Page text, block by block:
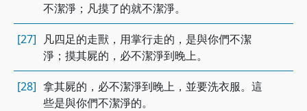
不潔淨；凡摸了的就不潔淨。
[27] 凡四足的走獸，用掌行走的，是與你們不潔
淨；摸其屍的，必不潔淨到晚上。
[28] 拿其屍的，必不潔淨到晚上，並要洗衣服。這
些是與你們不潔淨的。